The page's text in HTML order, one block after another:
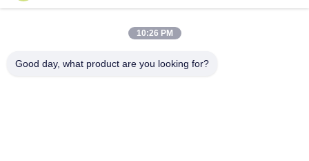
Gebied A, negende verdieping, gebouw G, Guancheng Low
Carbon Industrial Park, Shangcun Community, Gongming
10:26 PM
Good day, what product are you looking for?